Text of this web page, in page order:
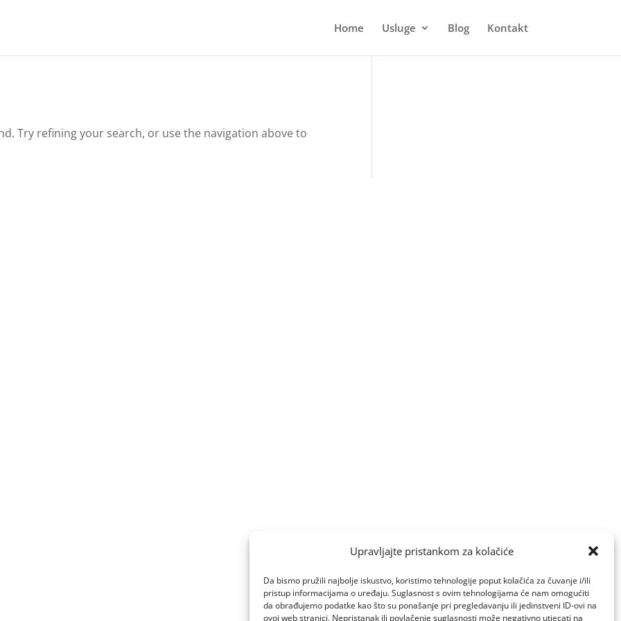
Upravljajte pristankom za kolačiće
Da bismo pružili najbolje iskustvo, koristimo tehnologije poput kolačića za čuvanje i/ili
pristup informacijama o uređaju. Suglasnost s ovim tehnologijama će nam omogućiti
da obrađujemo podatke kao što su ponašanje pri pregledavanju ili jedinstveni ID-ovi na
ovoj web stranici. Nepristanak ili povlačenje suglasnosti može negativno utjecati na
Home Usluge Blog Kontakt
Try refining your search, or use the navigation above to